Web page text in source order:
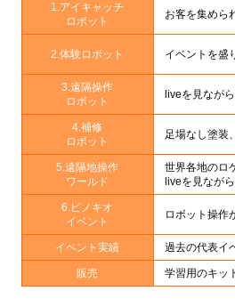
1.アイキャッチ
ロボット
お客を集めら
2.体験ロボット イベントを盛
3.遠隔操作
ロボット
liveを見なが
4.補修
ロボット
足場なし塗装
5.遠隔地操作
ワールド
世界各地のロ
liveを見なが
6.ピノキオ
イベント
ロボット操作
イベント実績 過去の代表イ
販売 学習用のキッ